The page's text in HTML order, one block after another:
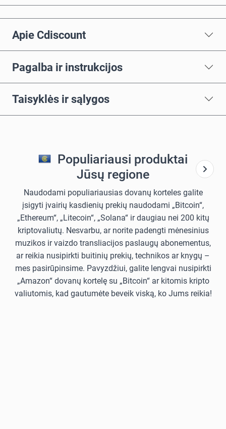
Apie Cdiscount
Pagalba ir instrukcijos
Taisyklės ir sąlygos
Populiariausi produktai
Jūsų regione
Naudodami populiariausias dovanų korteles galite
įsigyti įvairių kasdienių prekių naudodami „Bitcoin“,
„Ethereum“, „Litecoin“, „Solana“ ir daugiau nei 200 kitų
kriptovaliutų. Nesvarbu, ar norite padengti mėnesinius
muzikos ir vaizdo transliacijos paslaugų abonementus,
ar reikia nusipirkti buitinių prekių, technikos ar knygų –
mes pasirūpinsime. Pavyzdžiui, galite lengvai nusipirkti
„Amazon“ dovanų kortelę su „Bitcoin“ ar kitomis kripto
valiutomis, kad gautumėte beveik viską, ko Jums reikia!